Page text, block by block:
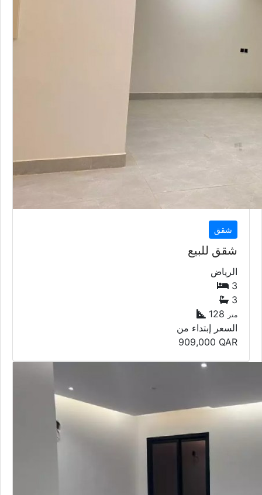
شقق
شقق للبيع
الرياض
3
3
128 متر
السعر إبتداء من
909,000 QAR